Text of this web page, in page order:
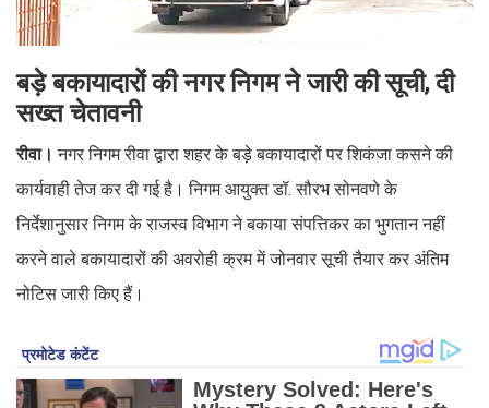
बड़े बकायादारों की नगर निगम ने जारी की सूची, दी
सख्त चेतावनी
रीवा।नगर निगम रीवा द्वारा शहर के बड़े बकायादारों पर शिकंजा कसने की
कार्यवाही तेज कर दी गई है। निगम आयुक्त डॉ. सौरभ सोनवणे के
निर्देशानुसार निगम के राजस्व विभाग ने बकाया संपत्तिकर का भुगतान नहीं
करने वाले बकायादारों की अवरोही क्रम में जोनवार सूची तैयार कर अंतिम
नोटिस जारी किए हैं।